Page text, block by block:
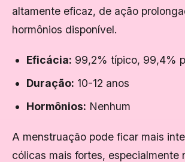
altamente eficaz, de ação
hormônios disponível.
Eficácia: 99,2% típico, 99,4%
Duração: 10-12 anos
Hormônios: Nenhum
A menstruação pode ficar mais
cólicas mais fortes, especialmente